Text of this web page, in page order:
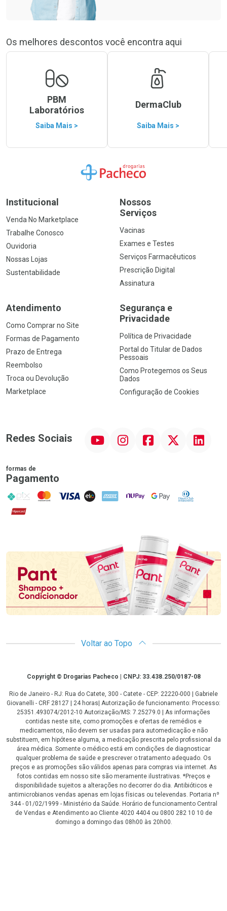
Os melhores descontos você encontra aqui
PBM
Laboratórios
Saiba Mais >
DermaClub
Saiba Mais >
Ir para a Home
Institucional
Venda No Marketplace
Trabalhe Conosco
Ouvidoria
Nossas Lojas
Sustentabilidade
Nossos
Serviços
Vacinas
Exames e Testes
Serviços Farmacêuticos
Prescrição Digital
Assinatura
Atendimento
Como Comprar no Site
Formas de Pagamento
Prazo de Entrega
Reembolso
Troca ou Devolução
Marketplace
Segurança e
Privacidade
Política de Privacidade
Portal do Titular de Dados
Pessoais
Como Protegemos os Seus
Dados
Configuração de Cookies
Redes Sociais InstagramFacebookTwitter Linkedin
formas de
Pagamento
PIX MasterCard
VISA ELO AMEX NuPay Google PayDiners Club
Hipercard
Promoção em Destaque
Voltar ao Topo
CopyrightCopyright © Drogarias Pacheco | CNPJ: 33.438.250/0187-08
Rio de Janeiro - RJ: Rua do Catete, 300 - Catete - CEP: 22220-000 | Gabriele
Giovanelli - CRF 28127 | 24 horas| Autorização de funcionamento: Processo:
25351.493074/2012-10 Autorização/MS: 7.25279.0 | As informações
contidas neste site, como promoções e ofertas de remédios e
medicamentos, não devem ser usadas para automedicação e não
substituem, em hipótese alguma, a medicação prescrita pelo profissional da
área médica. Somente o médico está em condições de diagnosticar
qualquer problema de saúde e prescrever o tratamento adequado. Os
preços e as promoções são válidos apenas para compras via internet. As
fotos contidas em nosso site são meramente ilustrativas. *Preços e
disponibilidade sujeitos a alterações no decorrer do dia. Antibióticos e
antimicrobianos vendas apenas em lojas físicas ou televendas. Portaria nº
344 - 01/02/1999 - Ministério da Saúde. Horário de funcionamento Central
de Vendas e Atendimento ao Cliente 4020 4404 ou 0800 282 10 10 de
domingo a domingo das 08h00 às 20h00.